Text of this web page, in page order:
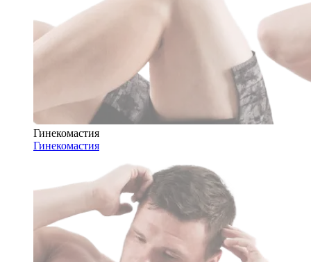
Гинекомастия
Гинекомастия